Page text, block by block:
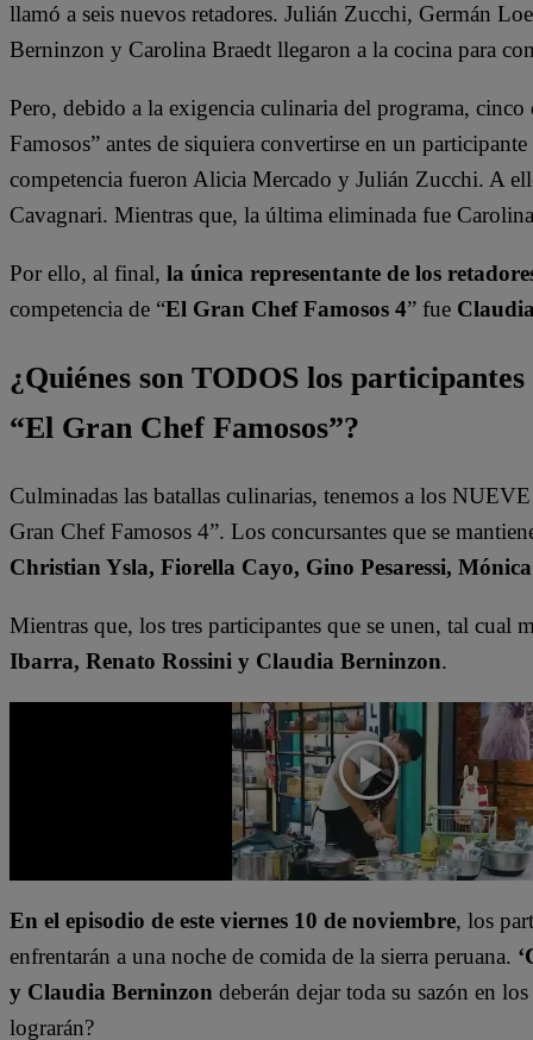
llamó a seis nuevos retadores. Julián Zucchi, Germán
Berninzon y Carolina Braedt llegaron a la cocina para
Pero, debido a la exigencia culinaria del programa,
Famosos” antes de siquiera convertirse en un
competencia fueron Alicia Mercado y Julián Zucchi. A
Cavagnari. Mientras que, la última eliminada fue
Por ello, al final, la única representante de los
competencia de “El Gran Chef Famosos 4” fue
¿Quiénes son TODOS los
“El Gran Chef Famosos”?
Culminadas las batallas culinarias, tenemos a los
Gran Chef Famosos 4”. Los concursantes que se
Christian Ysla, Fiorella Cayo, Gino Pesaressi,
Mientras que, los tres participantes que se unen, tal cual
Ibarra, Renato Rossini y Claudia Berninzon.
En el episodio de este viernes 10 de noviembre, los
enfrentarán a una noche de comida de la sierra peruana.
y Claudia Berninzon deberán dejar toda su sazón en
lograrán?